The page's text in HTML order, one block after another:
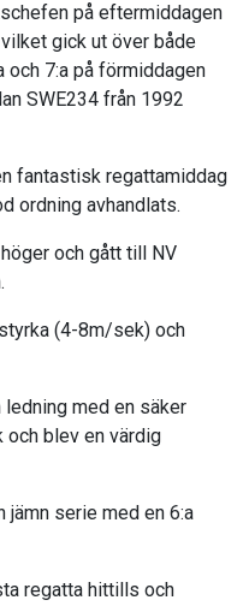
på eftermiddagen
gick ut över både
och 7:a på förmiddagen
SWE234 från 1992
fantastisk regattamiddag
ordning avhandlats.
och gått till NV
(4-8m/sek) och
med en säker
och blev en värdig
jämn serie med en 6:a
regatta hittills och